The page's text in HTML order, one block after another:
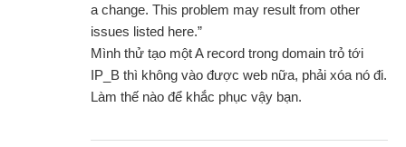
a change. This problem may result from other
issues listed here.”
Mình thử tạo một A record trong domain trỏ tới
IP_B thì không vào được web nữa, phải xóa nó đi.
Làm thế nào để khắc phục vậy bạn.